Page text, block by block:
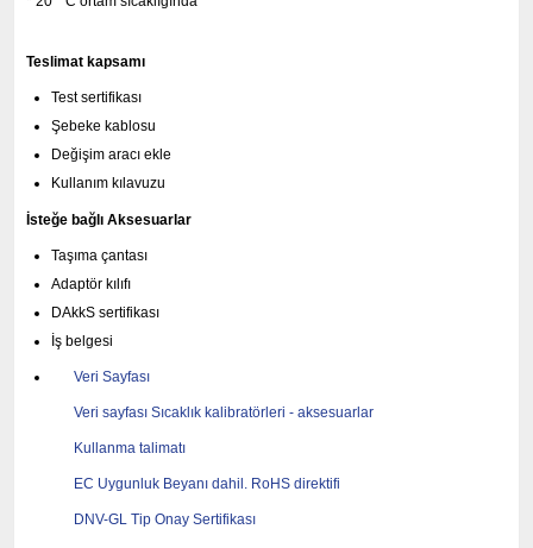
Teslimat kapsamı
Test sertifikası
Şebeke kablosu
Değişim aracı ekle
Kullanım kılavuzu
İsteğe bağlı Aksesuarlar
Taşıma çantası
Adaptör kılıfı
DAkkS sertifikası
İş belgesi
Veri Sayfası
Veri sayfası Sıcaklık kalibratörleri - aksesuarlar
Kullanma talimatı
EC Uygunluk Beyanı dahil. RoHS direktifi
DNV-GL Tip Onay Sertifikası